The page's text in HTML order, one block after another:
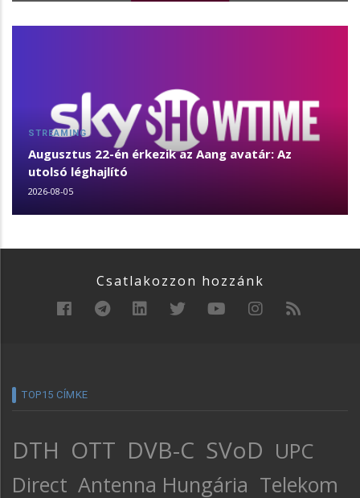
STREAMING
Augusztus 22-én érkezik az Aang avatár: Az
utolsó léghajlító
2026-08-05
Csatlakozzon hozzánk
TOP15 CÍMKE
DTH OTT DVB-C SVoD UPC
Direct Antenna Hungária Telekom